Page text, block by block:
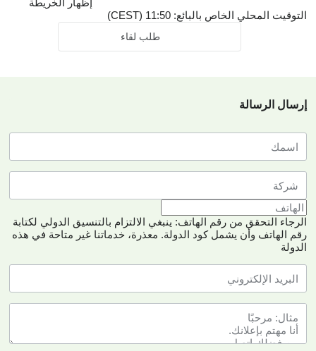
إظهار الخريطة
التوقيت المحلي الخاص بالبائع: 11:50 (CEST)
طلب لقاء
إرسال الرسالة
الرجاء التحقق من رقم الهاتف: ينبغي الالتزام بالتنسيق الدولي لكتابة
رقم الهاتف وأن يشمل كود الدولة. معذرة، خدماتنا غير متاحة في هذه
الدولة